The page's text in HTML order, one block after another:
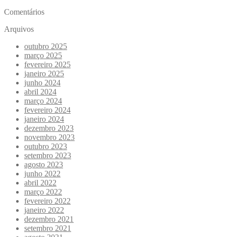
Comentários
Arquivos
outubro 2025
março 2025
fevereiro 2025
janeiro 2025
junho 2024
abril 2024
março 2024
fevereiro 2024
janeiro 2024
dezembro 2023
novembro 2023
outubro 2023
setembro 2023
agosto 2023
junho 2022
abril 2022
março 2022
fevereiro 2022
janeiro 2022
dezembro 2021
setembro 2021